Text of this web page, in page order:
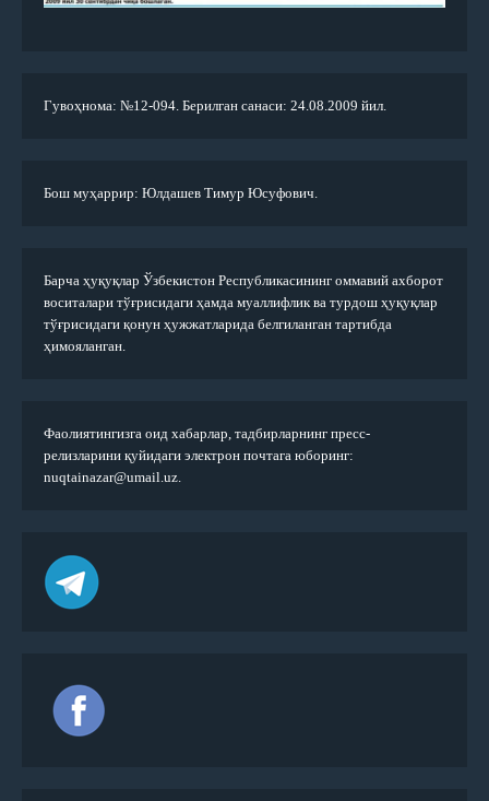
Гувоҳнома: №12-094. Берилган санаси: 24.08.2009 йил.
Бош муҳаррир: Юлдашев Тимур Юсуфович.
Барча ҳуқуқлар Ўзбекистон Республикасининг оммавий ахборот
воситалари тўғрисидаги ҳамда муаллифлик ва турдош ҳуқуқлар
тўғрисидаги қонун ҳужжатларида белгиланган тартибда
ҳимояланган.
Фаолиятингизга оид хабарлар, тадбирларнинг пресс-
релизларини қуйидаги электрон почтага юборинг:
nuqtainazar@umail.uz.